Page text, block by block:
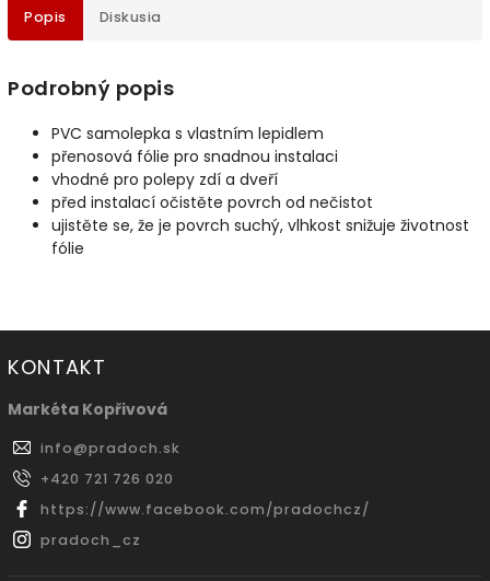
Popis Diskusia
Podrobný popis
PVC samolepka s vlastním lepidlem
přenosová fólie pro snadnou instalaci
vhodné pro polepy zdí a dveří
před instalací očistěte povrch od nečistot
ujistěte se, že je povrch suchý, vlhkost snižuje životnost
fólie
KONTAKT
Markéta Kopřivová
info@pradoch.sk
+420 721 726 020
https://www.facebook.com/pradochcz/
pradoch_cz